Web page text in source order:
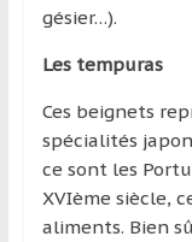
gésier…).
Les tempuras
Ces beignets
spécialités
ce sont les
XVIème siècle,
aliments. Bien